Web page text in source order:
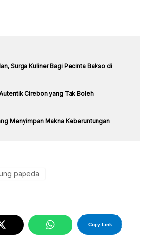
Surga Kuliner Bagi Pecinta Bakso di
Cirebon yang Tak Boleh
Menyimpan Makna Keberuntungan
papeda
Copy Link